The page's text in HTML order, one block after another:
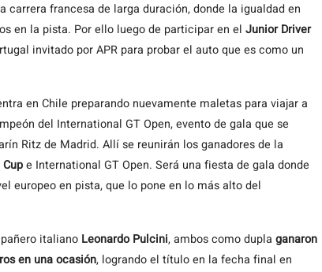
francesa de larga duración, donde la igualdad en
en la pista. Por ello luego de participar en el Junior Driver
invitado por APR para probar el auto que es como un
en Chile preparando nuevamente maletas para viajar a
del International GT Open, evento de gala que se
Ritz de Madrid. Allí se reunirán los ganadores de la
Cupe International GT Open. Será una fiesta de gala donde
europeo en pista, que lo pone en lo más alto del
italiano Leonardo Pulcini, ambos como dupla ganaron
en una ocasión, logrando el título en la fecha final en